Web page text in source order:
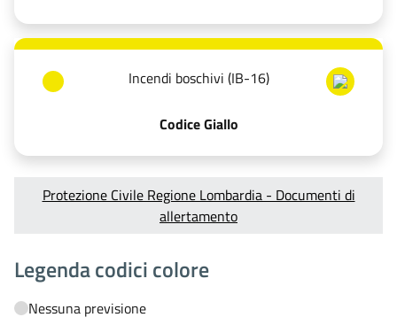
Incendi boschivi (IB-16)
Codice Giallo
Protezione Civile Regione Lombardia - Documenti di
allertamento
Legenda codici colore
Nessuna previsione